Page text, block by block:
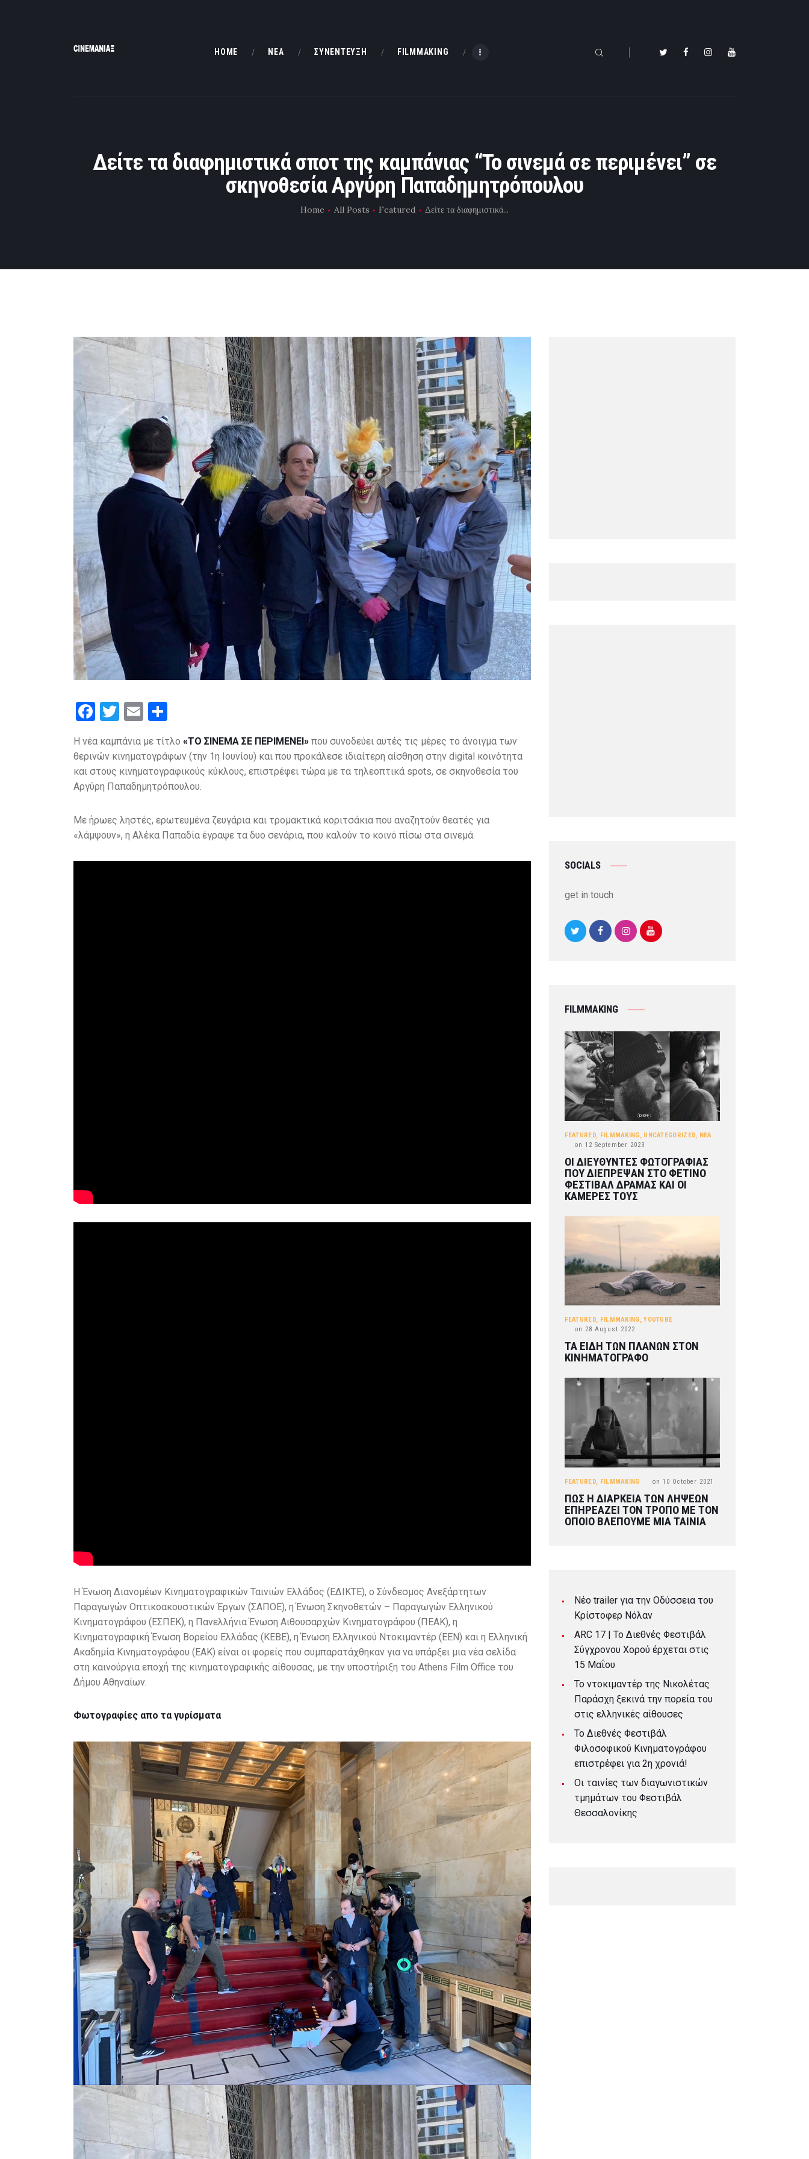
HOME ΝΕΑ ΣΥΝΕΝΤΕΥΞΗ FILMMAKING
Δείτε τα διαφημιστικά σποτ της καμπάνιας “Το σινεμά σε περιμένει” σε
σκηνοθεσία Αργύρη Παπαδημητρόπουλου
Home All Posts Featured Δείτε τα διαφημιστικά...
ΝΕΑ
ΜΙΚΡΟΥ ΜΗΚΟΥΣ
EΠΙΚΟΙΝΩΝΙΑ
F
ce
b
o
k
T
wi
tt
er
E
ail ar
e
Η νέα καμπάνια με τίτλο «ΤΟ ΣΙΝΕΜΑ ΣΕ ΠΕΡΙΜΕΝΕΙ» που συνοδεύει αυτές τις μέρες το άνοιγμα των
θερινών κινηματογράφων (την 1η Ιουνίου) και που προκάλεσε ιδιαίτερη αίσθηση στην digital κοινότητα
και στους κινηματογραφικούς κύκλους, επιστρέφει τώρα με τα τηλεοπτικά spots, σε σκηνοθεσία του
Αργύρη Παπαδημητρόπουλου.
Με ήρωες ληστές, ερωτευμένα ζευγάρια και τρομακτικά κοριτσάκια που αναζητούν θεατές για
«λάμψουν», η Αλέκα Παπαδία έγραψε τα δυο σενάρια, που καλούν το κοινό πίσω στα σινεμά.
Η Ένωση Διανομέων Κινηματογραφικών Ταινιών Ελλάδος (ΕΔΙΚΤΕ), ο Σύνδεσμος Ανεξάρτητων
Παραγωγών Οπτικοακουστικών Έργων (ΣΑΠΟΕ), η Ένωση Σκηνοθετών – Παραγωγών Ελληνικού
Κινηματογράφου (ΕΣΠΕΚ), η Πανελλήνια Ένωση Αιθουσαρχών Κινηματογράφου (ΠΕΑΚ), η
Κινηματογραφική Ένωση Βορείου Ελλάδας (ΚΕΒΕ), η Ένωση Ελληνικού Ντοκιμαντέρ (ΕΕΝ) και η Ελληνική
Ακαδημία Κινηματογράφου (ΕΑΚ) είναι οι φορείς που συμπαρατάχθηκαν για να υπάρξει μια νέα σελίδα
στη καινούργια εποχή της κινηματογραφικής αίθουσας, με την υποστήριξη του Athens Film Office του
Δήμου Αθηναίων.
Φωτογραφίες απο τα γυρίσματα
SOCIALS
get in touch
FILMMAKING
FEATURED, FILMMAKING, UNCATEGORIZED, ΝΕΑ
on 12 September 2023
ΟΙ ΔΙΕΥΘΥΝΤΕΣ ΦΩΤΟΓΡΑΦΙΑΣ
ΠΟΥ ΔΙΕΠΡΕΨΑΝ ΣΤΟ ΦΕΤΙΝΟ
ΦΕΣΤΙΒΑΛ ΔΡΑΜΑΣ ΚΑΙ ΟΙ
ΚΑΜΕΡΕΣ ΤΟΥΣ
FEATURED, FILMMAKING,YOUTUBE
on 28 August 2022
ΤΑ ΕΙΔΗ ΤΩΝ ΠΛΑΝΩΝ ΣΤΟΝ
ΚΙΝΗΜΑΤΟΓΡΑΦΟ
FEATURED, FILMMAKING on 10 October 2021
ΠΩΣ Η ΔΙΑΡΚΕΙΑ ΤΩΝ ΛΗΨΕΩΝ
ΕΠΗΡΕΑΖΕΙ ΤΟΝ ΤΡΟΠΟ ΜΕ ΤΟΝ
ΟΠΟΙΟ ΒΛΕΠΟΥΜΕ ΜΙΑ ΤΑΙΝΙΑ
Νέο trailer για την Οδύσσεια του
Κρίστοφερ Νόλαν
ARC 17 | To Διεθνές Φεστιβάλ
Σύγχρονου Χορού έρχεται στις
15 Μαΐου
Το ντοκιμαντέρ της Νικολέτας
Παράσχη ξεκινά την πορεία του
στις ελληνικές αίθουσες
Το Διεθνές Φεστιβάλ
Φιλοσοφικού Κινηματογράφου
επιστρέφει για 2η χρονιά!
Οι ταινίες των διαγωνιστικών
τμημάτων του Φεστιβάλ
Θεσσαλονίκης